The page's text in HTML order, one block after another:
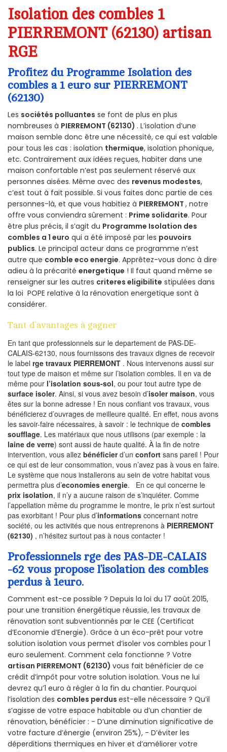
Isolation des combles 1
PIERREMONT (62130) artisan
RGE
Profitez du Programme Isolation des
combles a 1 euro sur PIERREMONT
(62130)
Les sociétés polluantes se font de plus en plus
nombreuses à PIERREMONT (62130) . L’isolation d’une
maison semble donc être une nécessité, ce qui est valable
pour tous les cas : isolation thermique, isolation phonique,
etc. Contrairement aux idées reçues, habiter dans une
maison confortable n’est pas seulement réservé aux
personnes aisées. Même avec des revenus modestes,
c’est tout à fait possible. Si vous faites donc partie de ces
personnes-là, et que vous habitiez à PIERREMONT , notre
offre vous conviendra sûrement : Prime solidarite. Pour
être plus précis, il s’agit du Programme Isolation des
combles a 1 euro qui a été imposé par les pouvoirs
publics. Le principal acteur dans ce programme n’est
autre que comble eco energie. Apprêtez-vous donc à dire
adieu à la précarité energetique ! Il faut quand même se
renseigner sur les autres criteres eligibilite stipulées dans
la loi POPE relative à la rénovation energetique sont à
considérer.
Tant d’avantages à gagner
En tant que professionnels sur le departement de PAS-DE-
CALAIS-62130, nous fournissons des travaux dignes de recevoir
le label rge travaux PIERREMONT . Nous intervenons aussi sur
tout type de maison et même sur l’isolation combles. Il en va de
même pour l’isolation sous-sol, ou pour tout autre type de
surface isoler. Ainsi, si vous avez besoin d’isoler maison, vous
êtes sur la bonne adresse ! En nous confiant vos travaux, vous
bénéficierez d’ouvrages de meilleure qualité. En effet, nous avons
les savoir-faire nécessaires, à savoir : le technique de combles
soufflage. Les matériaux que nous utilisons (par exemple : la
laine de verre) sont aussi de haute qualité. À la fin de notre
intervention, vous allez bénéficierd’un confort sans pareil ! Pour
ce qui est de leur consommation, vous n’avez pas à vous en faire.
Le système que nous installerons au sein de votre habitat vous
permettra plus d’economies energie. En ce qui concerne le
prix isolation, il n’y a aucune raison de s’inquiéter. Comme
l’appellation même du programme le montre, le prix n’est surtout
pas exorbitant ! Pour plus d’informations concernant notre
société, ou les activités que nous entreprenons à PIERREMONT
(62130) , n’hésitez surtout pas à nous contacter !
Professionnels rge des PAS-DE-CALAIS
-62 vous propose l’isolation des combles
perdus à 1euro.
Comment est-ce possible ? Depuis la loi du 17 août 2015,
pour une transition énergétique réussie, les travaux de
rénovation sont subventionnés par le CEE (Certificat
d’Economie d’Energie). Grâce à un éco-prêt pour votre
solution isolation vous permet d’isoler vos combles pour 1
euro seulement. Comment cela fonctionne ? Votre
artisan PIERREMONT (62130) vous fait bénéficier de ce
crédit d’impôt pour votre solution isolation. Vous ne lui
devrez qu’1 euro à régler à la fin du chantier. Pourquoi
l’isolation des combles perdus est-elle nécessaire ? Qu’il
s’agisse de votre espace habitable ou d’un chantier de
rénovation, bénéficier : - D’une diminution significative de
votre facture d’énergie (environ 25%), - D’éviter les
déperditions thermiques en hiver et d’améliorer votre